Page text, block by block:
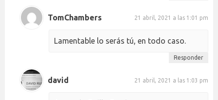
TomChambers 21 abril, 2021 a las 1:01 pm
Lamentable lo serás tú, en todo caso.
Responder
david 21 abril, 2021 a las 1:03 pm